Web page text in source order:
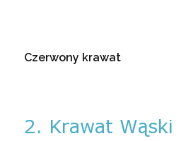
Czerwony krawat
2. Krawat Wąski